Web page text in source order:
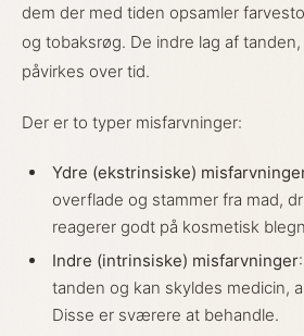
dem der med tiden opsamler
og tobaksrøg. De indre lag af
påvirkes over tid.
Der er to typer misfarvninger:
Ydre (ekstrinsiske)
overflade og stammer fra mad,
reagerer godt på kosmetisk
Indre (intrinsiske) misfarvninger
tanden og kan skyldes medicin,
Disse er sværere at behandle.